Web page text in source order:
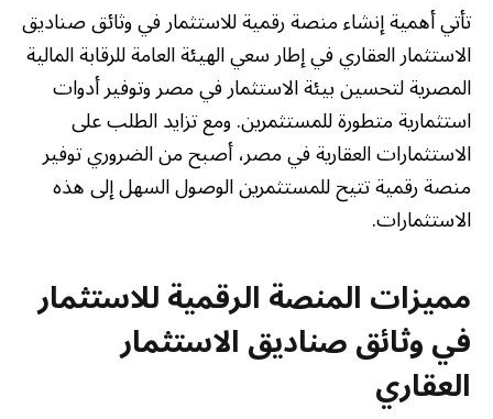
تأتي أهمية إنشاء منصة رقمية للاستثمار في وثائق صناديق
الاستثمار العقاري في إطار سعي الهيئة العامة للرقابة المالية
المصرية لتحسين بيئة الاستثمار في مصر وتوفير أدوات
استثمارية متطورة للمستثمرين. ومع تزايد الطلب على
الاستثمارات العقارية في مصر، أصبح من الضروري توفير
منصة رقمية تتيح للمستثمرين الوصول السهل إلى هذه
الاستثمارات.
مميزات المنصة الرقمية للاستثمار
في وثائق صناديق الاستثمار
العقاري